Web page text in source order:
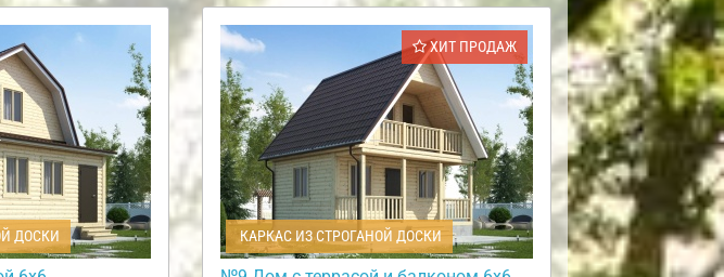
ДОСКИ
ХИТ ПРОДАЖ
КАРКАС ИЗ СТРОГАНОЙ ДОСКИ